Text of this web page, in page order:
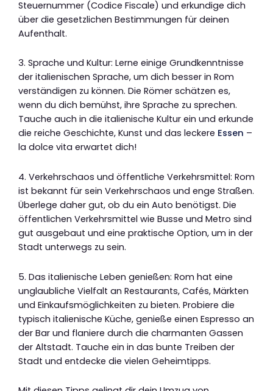
Steuernummer (Codice Fiscale) und erkundige dich
über die gesetzlichen Bestimmungen für deinen
Aufenthalt.
3. Sprache und Kultur: Lerne einige Grundkenntnisse
der italienischen Sprache, um dich besser in Rom
verständigen zu können. Die Römer schätzen es,
wenn du dich bemühst, ihre Sprache zu sprechen.
Tauche auch in die italienische Kultur ein und erkunde
die reiche Geschichte, Kunst und das leckere Essen –
la dolce vita erwartet dich!
4. Verkehrschaos und öffentliche Verkehrsmittel: Rom
ist bekannt für sein Verkehrschaos und enge Straßen.
Überlege daher gut, ob du ein Auto benötigst. Die
öffentlichen Verkehrsmittel wie Busse und Metro sind
gut ausgebaut und eine praktische Option, um in der
Stadt unterwegs zu sein.
5. Das italienische Leben genießen: Rom hat eine
unglaubliche Vielfalt an Restaurants, Cafés, Märkten
und Einkaufsmöglichkeiten zu bieten. Probiere die
typisch italienische Küche, genieße einen Espresso an
der Bar und flaniere durch die charmanten Gassen
der Altstadt. Tauche ein in das bunte Treiben der
Stadt und entdecke die vielen Geheimtipps.